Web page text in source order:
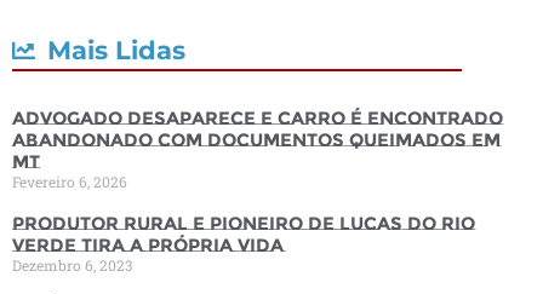
Mais Lidas
Advogado desaparece e carro é encontrado
abandonado com documentos queimados em
MT
Fevereiro 6, 2026
Produtor rural e pioneiro de Lucas do Rio
Verde tira a própria vida
Dezembro 6, 2023